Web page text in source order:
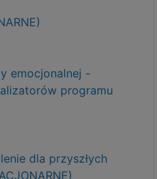
emocjonalnej -
programu
dla przyszłych